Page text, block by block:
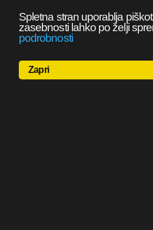
Spletna stran uporablja
zasebnosti lahko po želji
podrobnosti
Zapri